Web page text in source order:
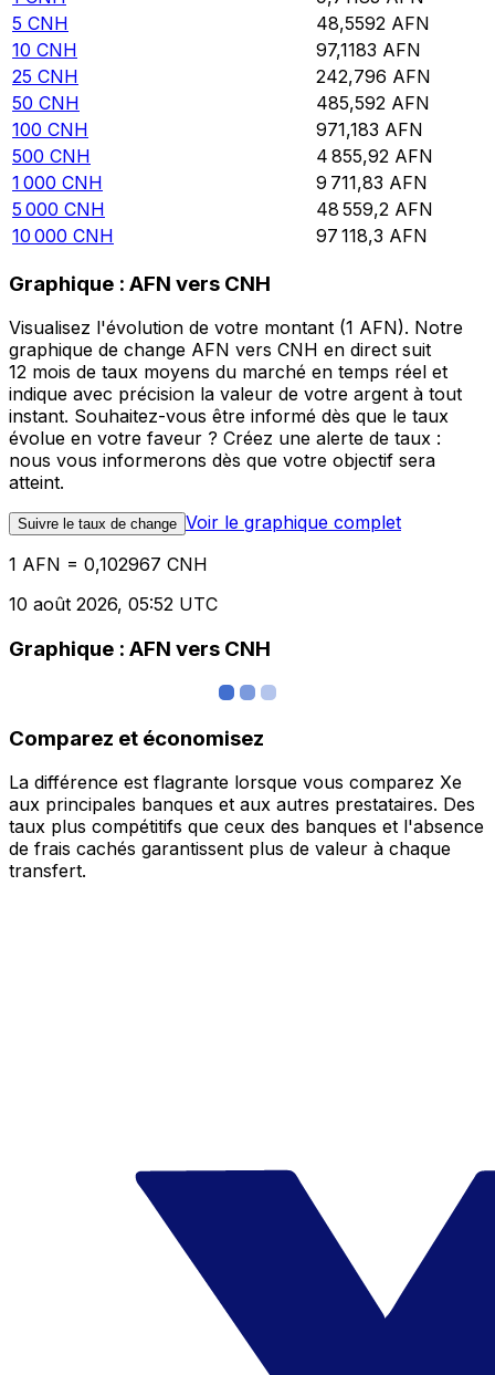
5 CNH 48,5592 AFN
10 CNH 97,1183 AFN
25 CNH 242,796 AFN
50 CNH 485,592 AFN
100 CNH 971,183 AFN
500 CNH 4 855,92 AFN
1 000 CNH 9 711,83 AFN
5 000 CNH 48 559,2 AFN
10 000 CNH 97 118,3 AFN
Graphique : AFN vers CNH
Visualisez l'évolution de votre montant (1 AFN). Notre
graphique de change AFN vers CNH en direct suit
12 mois de taux moyens du marché en temps réel et
indique avec précision la valeur de votre argent à tout
instant. Souhaitez-vous être informé dès que le taux
évolue en votre faveur ? Créez une alerte de taux :
nous vous informerons dès que votre objectif sera
atteint.
Suivre le taux de change Voir le graphique complet
1 AFN = 0,102967 CNH
10 août 2026, 05:52 UTC
Graphique : AFN vers CNH
Comparez et économisez
La différence est flagrante lorsque vous comparez Xe
aux principales banques et aux autres prestataires. Des
taux plus compétitifs que ceux des banques et l'absence
de frais cachés garantissent plus de valeur à chaque
transfert.